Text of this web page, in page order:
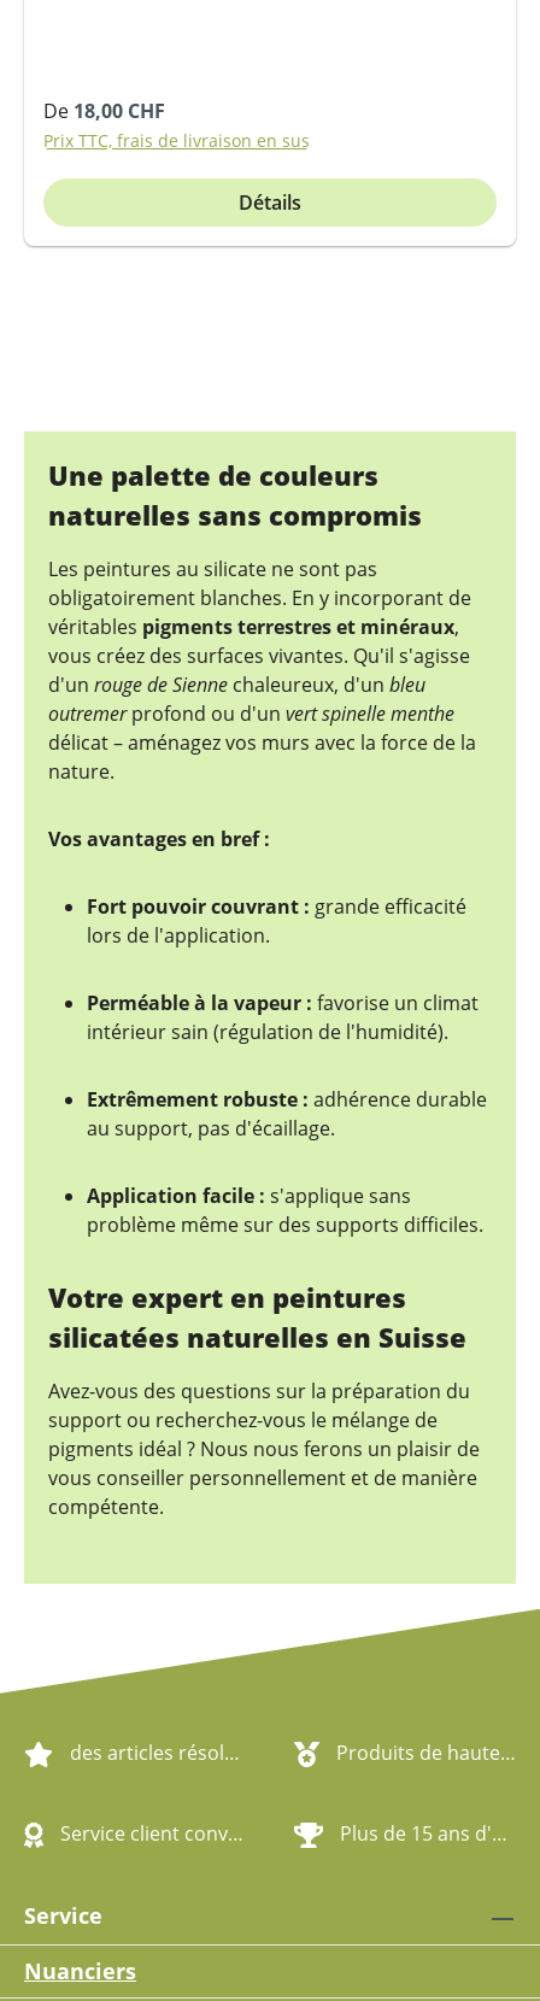
Prix régulier :
De 18,00 CHF
Prix TTC, frais de livraison en sus
Détails
Une palette de couleurs
naturelles sans compromis
Les peintures au silicate ne sont pas
obligatoirement blanches. En y incorporant de
véritables pigments terrestres et minéraux,
vous créez des surfaces vivantes. Qu'il s'agisse
d'un rouge de Sienne chaleureux, d'un bleu
outremerprofond ou d'un vert spinelle menthe
délicat – aménagez vos murs avec la force de la
nature.
Vos avantages en bref :
Fort pouvoir couvrant : grande efficacité
lors de l'application.
Perméable à la vapeur : favorise un climat
intérieur sain (régulation de l'humidité).
Extrêmement robuste : adhérence durable
au support, pas d'écaillage.
Application facile : s'applique sans
problème même sur des supports difficiles.
Votre expert en peintures
silicatées naturelles en Suisse
Avez-vous des questions sur la préparation du
support ou recherchez-vous le mélange de
pigments idéal ? Nous nous ferons un plaisir de
vous conseiller personnellement et de manière
compétente.
des articles résolument écologiques Produits de haute qualité
Service client convivial Plus de 15 ans d'expérience
Service
Nuanciers